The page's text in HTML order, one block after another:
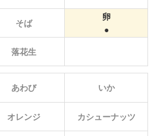
そば
卵
落花生
あわび いか
オレンジ カシューナッツ